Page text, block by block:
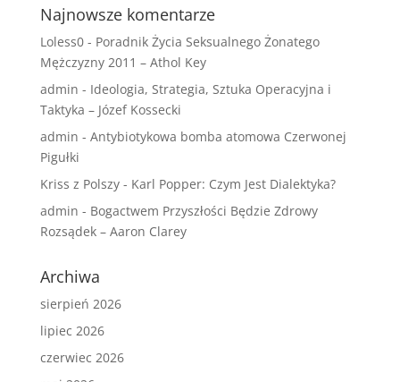
Najnowsze komentarze
Loless0- Poradnik Życia Seksualnego Żonatego
Mężczyzny 2011 – Athol Key
admin - Ideologia, Strategia, Sztuka Operacyjna i
Taktyka – Józef Kossecki
admin - Antybiotykowa bomba atomowa Czerwonej
Pigułki
Kriss z Polszy- Karl Popper: Czym Jest Dialektyka?
admin - Bogactwem Przyszłości Będzie Zdrowy
Rozsądek – Aaron Clarey
Archiwa
sierpień 2026
lipiec 2026
czerwiec 2026